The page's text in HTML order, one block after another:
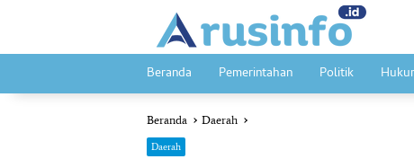
Beranda Pemerintahan Politik
Beranda Daerah
Daerah